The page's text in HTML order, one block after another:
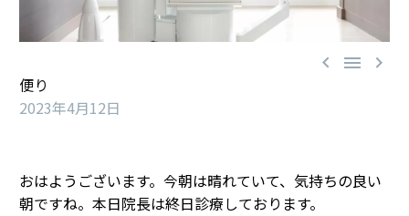
  
便り
2023年4月12日
おはようございます。今朝は晴れていて、気持ちの良い
朝ですね。本日院長は終日診療しております。